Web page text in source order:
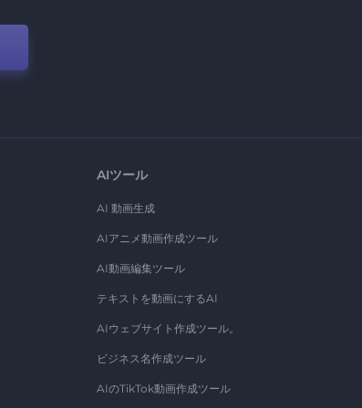
AIツール
AI 動画生成
AIアニメ動画作成ツール
AI動画編集ツール
テキストを動画にするAI
AIウェブサイト作成ツール。
ビジネス名作成ツール
AIのTikTok動画作成ツール